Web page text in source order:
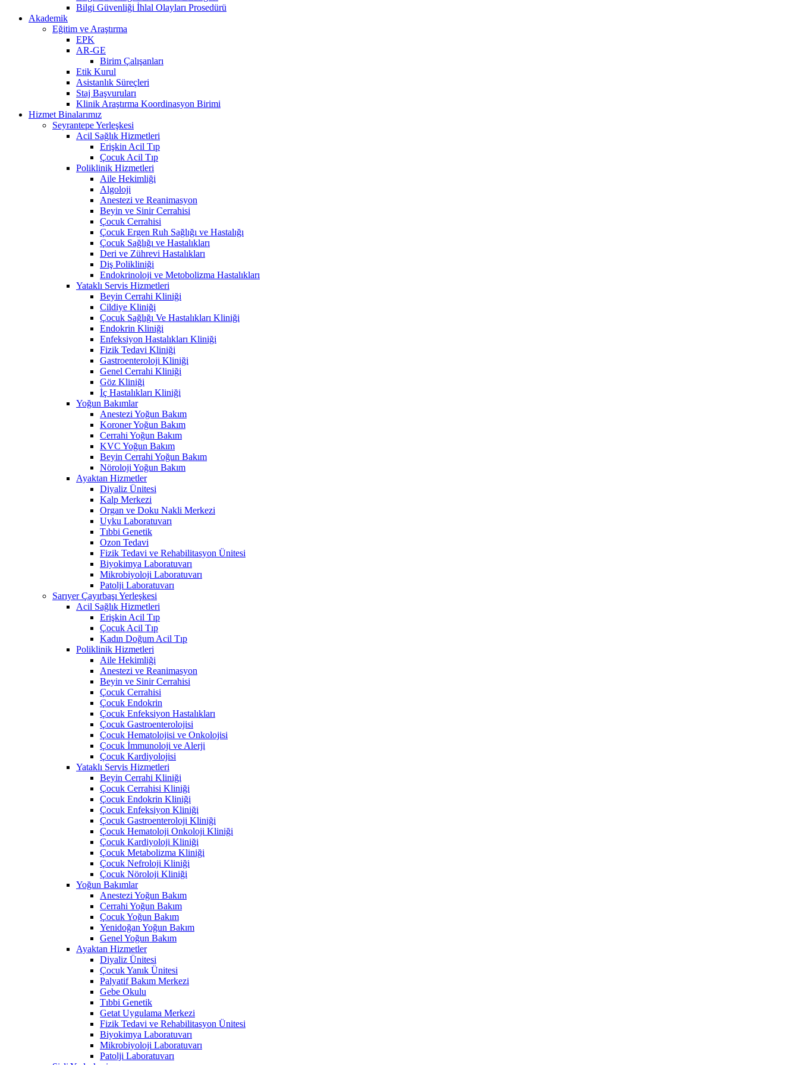
Bilgi Güvenliği İhlal Olayları Prosedürü
Akademik
Eğitim ve Araştırma
EPK
AR-GE
Birim Çalışanları
Etik Kurul
Asistanlık Süreçleri
Staj Başvuruları
Klinik Araştırma Koordinasyon Birimi
Hizmet Binalarımız
Seyrantepe Yerleşkesi
Acil Sağlık Hizmetleri
Erişkin Acil Tıp
Çocuk Acil Tıp
Poliklinik Hizmetleri
Aile Hekimliği
Algoloji
Anestezi ve Reanimasyon
Beyin ve Sinir Cerrahisi
Çocuk Cerrahisi
Çocuk Ergen Ruh Sağlığı ve Hastalığı
Çocuk Sağlığı ve Hastalıkları
Deri ve Zührevi Hastalıkları
Diş Polikliniği
Endokrinoloji ve Metobolizma Hastalıkları
Yataklı Servis Hizmetleri
Beyin Cerrahi Kliniği
Cildiye Kliniği
Çocuk Sağlığı Ve Hastalıkları Kliniği
Endokrin Kliniği
Enfeksiyon Hastalıkları Kliniği
Fizik Tedavi Kliniği
Gastroenteroloji Kliniği
Genel Cerrahi Kliniği
Göz Kliniği
İç Hastalıkları Kliniği
Yoğun Bakımlar
Anestezi Yoğun Bakım
Koroner Yoğun Bakım
Cerrahi Yoğun Bakım
KVC Yoğun Bakım
Beyin Cerrahi Yoğun Bakım
Nöroloji Yoğun Bakım
Ayaktan Hizmetler
Diyaliz Ünitesi
Kalp Merkezi
Organ ve Doku Nakli Merkezi
Uyku Laboratuvarı
Tıbbi Genetik
Ozon Tedavi
Fizik Tedavi ve Rehabilitasyon Ünitesi
Biyokimya Laboratuvarı
Mikrobiyoloji Laboratuvarı
Patolji Laboratuvarı
Sarıyer Çayırbaşı Yerleşkesi
Acil Sağlık Hizmetleri
Erişkin Acil Tıp
Çocuk Acil Tıp
Kadın Doğum Acil Tıp
Poliklinik Hizmetleri
Aile Hekimliği
Anestezi ve Reanimasyon
Beyin ve Sinir Cerrahisi
Çocuk Cerrahisi
Çocuk Endokrin
Çocuk Enfeksiyon Hastalıkları
Çocuk Gastroenterolojisi
Çocuk Hematolojisi ve Onkolojisi
Çocuk İmmunoloji ve Alerji
Çocuk Kardiyolojisi
Yataklı Servis Hizmetleri
Beyin Cerrahi Kliniği
Çocuk Cerrahisi Kliniği
Çocuk Endokrin Kliniği
Çocuk Enfeksiyon Kliniği
Çocuk Gastroenteroloji Kliniği
Çocuk Hematoloji Onkoloji Kliniği
Çocuk Kardiyoloji Kliniği
Çocuk Metabolizma Kliniği
Çocuk Nefroloji Kliniği
Çocuk Nöroloji Kliniği
Yoğun Bakımlar
Anestezi Yoğun Bakım
Cerrahi Yoğun Bakım
Çocuk Yoğun Bakım
Yenidoğan Yoğun Bakım
Genel Yoğun Bakım
Ayaktan Hizmetler
Diyaliz Ünitesi
Çocuk Yanık Ünitesi
Palyatif Bakım Merkezi
Gebe Okulu
Tıbbi Genetik
Getat Uygulama Merkezi
Fizik Tedavi ve Rehabilitasyon Ünitesi
Biyokimya Laboratuvarı
Mikrobiyoloji Laboratuvarı
Patolji Laboratuvarı